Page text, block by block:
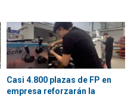
Casi 4.800 plazas de FP en
empresa reforzarán la